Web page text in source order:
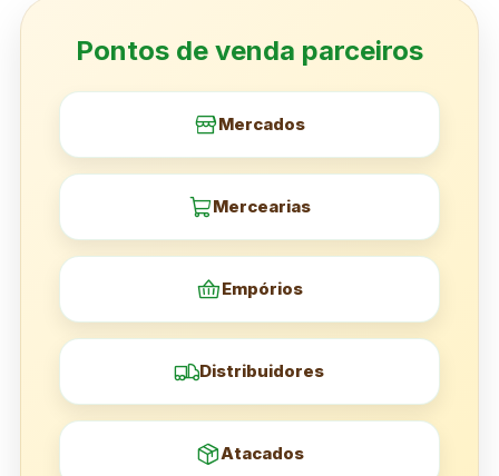
Pontos de venda parceiros
Mercados
Mercearias
Empórios
Distribuidores
Atacados